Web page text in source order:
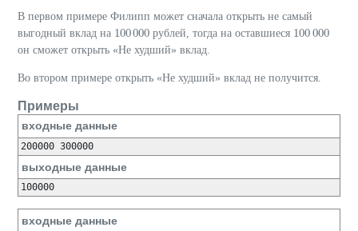
В первом примере Филипп может сначала открыть не самый
выгодный вклад на 100000
100000 рублей, тогда на оставшиеся 100000
100 000
он сможет открыть «Не худший» вклад.
Во втором примере открыть «Не худший» вклад не получится.
Примеры
входные данные
200000 300000
выходные данные
100000
входные данные